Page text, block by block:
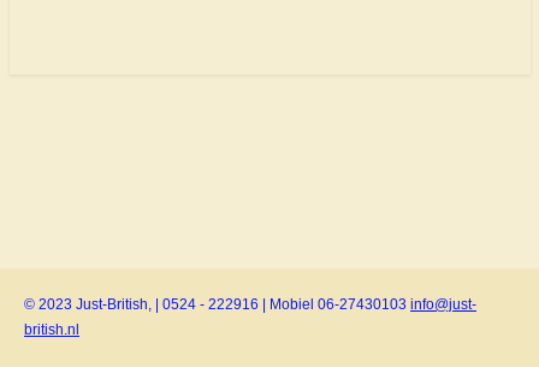
© 2023 Just-British, | 0524 - 222916 | Mobiel 06-27430103 info@just-
british.nl